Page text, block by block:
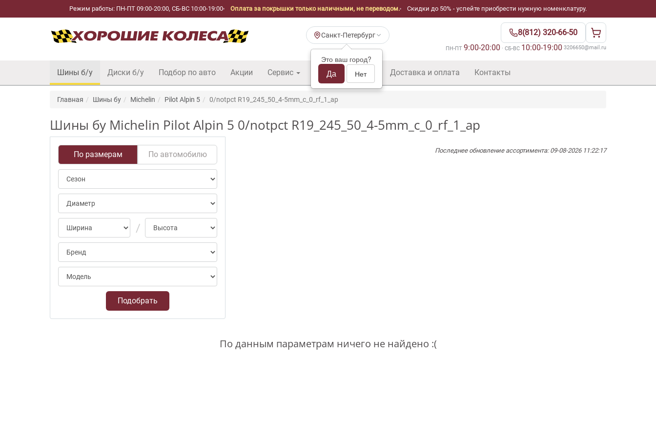
Режим работы: ПН-ПТ 09:00-20:00, СБ-ВС 10:00-19:00 Оплата за покрышки только наличными, не переводом. Скидки до 50% - успейте приобрести нужную номенклатуру.
Санкт-Петербург
Это ваш город?
Да Нет
8(812) 320-66-50
ПН-ПТ 9:00-20:00 · СБ-ВС 10:00-19:00·3206650@mail.ru
Шины б/у Диски б/у Подбор по авто Акции Сервис Шины б/у оптом Доставка и оплата Контакты
Главная Шины бу Michelin Pilot Alpin 5 0/notpct R19_245_50_4-5mm_c_0_rf_1_ap
Шины бу Michelin Pilot Alpin 5 0/notpct R19_245_50_4-5mm_c_0_rf_1_ap
По размерам По автомобилю
Подобрать
Последнее обновление ассортимента: 09-08-2026 11:22:17
По данным параметрам ничего не найдено :(